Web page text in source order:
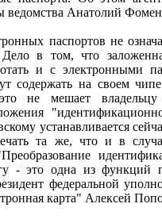
ведомства Анатолий
паспортов не
Дело в том, что
и с электронными
содержать на своем
не мешает владельцу
устанавливается
та же, что и в
- это одна из функций
федеральной
карта" Алексей